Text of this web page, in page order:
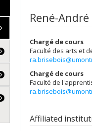
René-
Chargé de cours
Faculté des arts et
Chargé de cours
Faculté de
Affiliated